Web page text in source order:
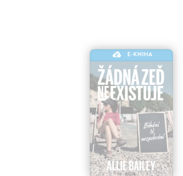
E-KNIHA